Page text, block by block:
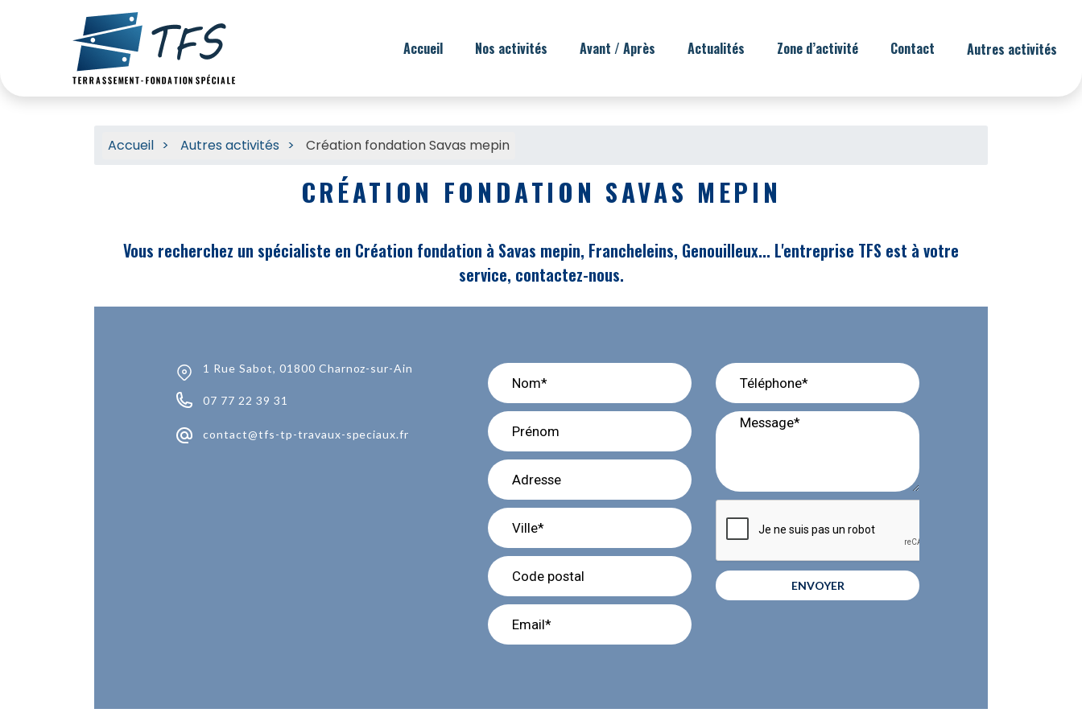
Accueil Nos activités Avant / Après Actualités Zone d’activité Contact Autres activités
Accueil Autres activités Création fondation Savas mepin
CRÉATION FONDATION SAVAS MEPIN
Vous recherchez un spécialiste en Création fondation à Savas mepin, Francheleins, Genouilleux... L'entreprise TFS est à votre
service, contactez-nous.
1 Rue Sabot, 01800 Charnoz-sur-Ain
07 77 22 39 31
contact@tfs-tp-travaux-speciaux.fr
ENVOYER